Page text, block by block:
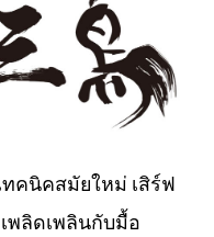
คนิคสมัยใหม่ เสิร์ฟ
พลิดเพลินกับมื้อ